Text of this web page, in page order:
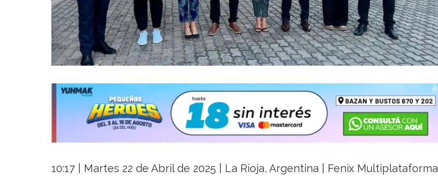
10:17 | Martes 22 de Abril de 2025 | La Rioja, Argentina | Fenix Multiplataforma